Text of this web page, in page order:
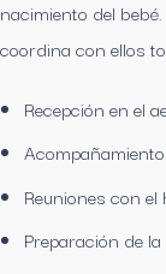
nacimiento del
coordina con ellos
Recepción en el
Reuniones con
Preparación de